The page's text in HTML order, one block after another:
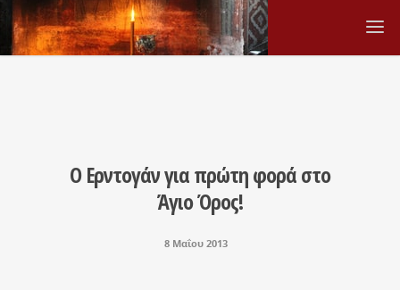
Ο Ερντογάν για πρώτη φορά στο
Άγιο Όρος!
8 Μαΐου 2013